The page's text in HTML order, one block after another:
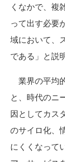
くなかで、複
って出す必要
域において、
である」と説
業界の平均
と、時代のニ
因としてカス
のサイロ化、
にくくなって